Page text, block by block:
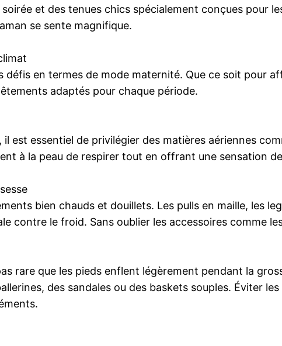
et des tenues chics spécialement conçues pour
se sente magnifique.
défis en termes de mode maternité. Que ce soit pour
adaptés pour chaque période.
est essentiel de privilégier des matières aériennes
à la peau de respirer tout en offrant une sensation
bien chauds et douillets. Les pulls en maille, les
contre le froid. Sans oublier les accessoires comme
rare que les pieds enflent légèrement pendant la
des sandales ou des baskets souples. Éviter